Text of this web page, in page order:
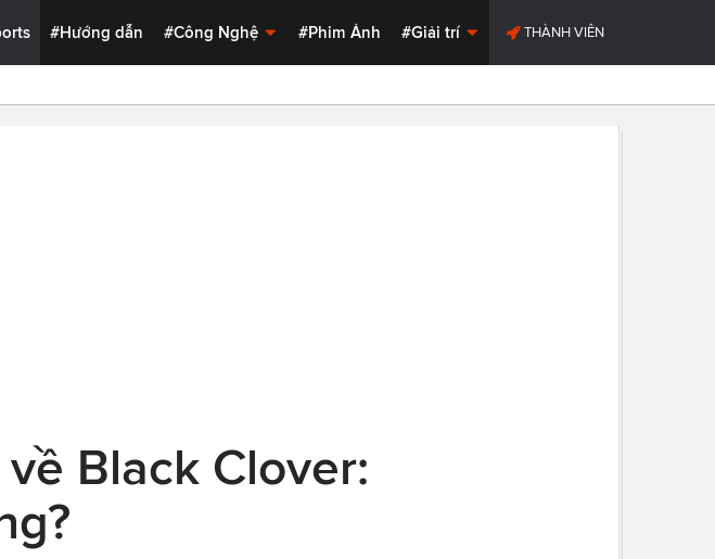
#Hướng dẫn #Công Nghệ #Phim Ảnh #Giải trí THÀNH VIÊN
Black Clover: